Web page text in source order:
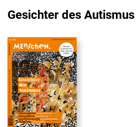
Gesichter des Autismus